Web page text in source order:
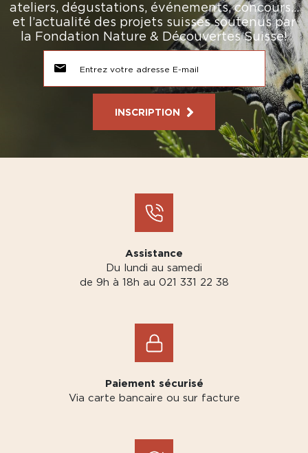
ateliers, dégustations, événements, concours…
et l’actualité des projets suisses soutenus par
la Fondation Nature & Découvertes Suisse!
INSCRIPTION
Assistance
Du lundi au samedi
de 9h à 18h au 021 331 22 38
Paiement sécurisé
Via carte bancaire ou sur facture